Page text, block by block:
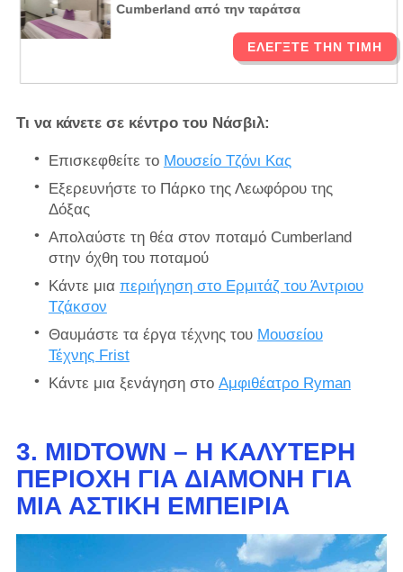
Cumberland από την ταράτσα
ΕΛΈΓΞΤΕ ΤΗΝ ΤΙΜΉ
Τι να κάνετε σε κέντρο του Νάσβιλ:
Επισκεφθείτε το Μουσείο Τζόνι Κας
Εξερευνήστε το Πάρκο της Λεωφόρου της
Δόξας
Απολαύστε τη θέα στον ποταμό Cumberland
στην όχθη του ποταμού
Κάντε μια περιήγηση στο Ερμιτάζ του Άντριου
Τζάκσον
Θαυμάστε τα έργα τέχνης του Μουσείου
Τέχνης Frist
Κάντε μια ξενάγηση στο Αμφιθέατρο Ryman
3. MIDTOWN – Η ΚΑΛΎΤΕΡΗ
ΠΕΡΙΟΧΉ ΓΙΑ ΔΙΑΜΟΝΉ ΓΙΑ
ΜΙΑ ΑΣΤΙΚΉ ΕΜΠΕΙΡΊΑ